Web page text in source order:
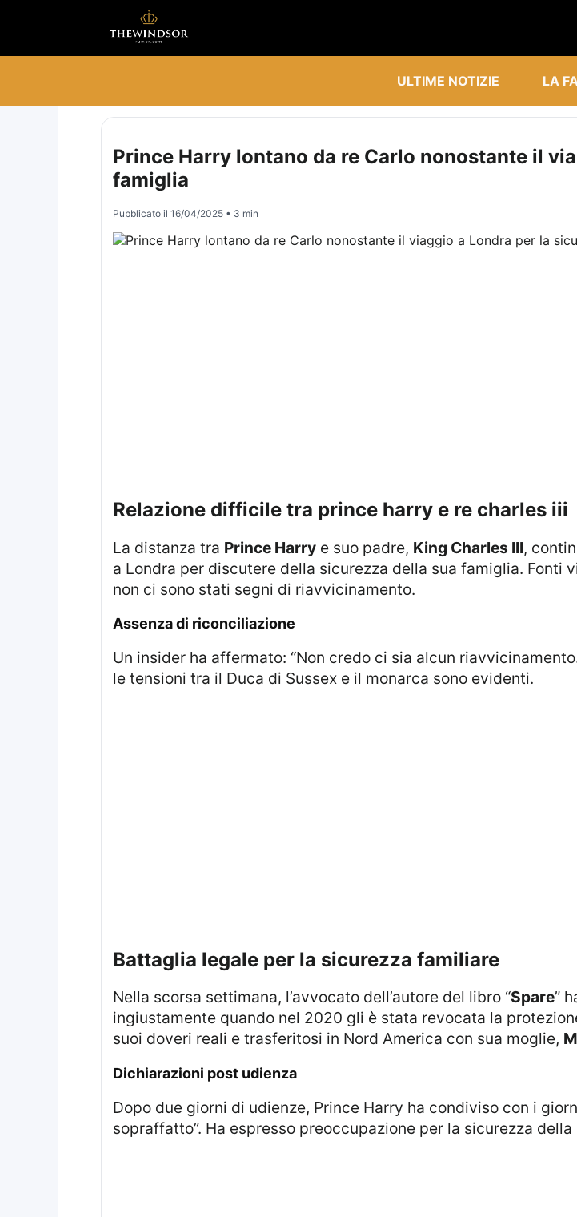
ULTIME NOTIZIE LA
Prince Harry lontano da re Carlo nonostante il
famiglia
Pubblicato il 16/04/2025• 3 min
relazione difficile tra prince harry e re charles iii
La distanza tra Prince Harrye suo padre, King Charles III,
a Londra per discutere della sicurezza della sua famiglia. Fonti
non ci sono stati segni di riavvicinamento.
assenza di riconciliazione
Un insider ha affermato: “Non credo ci sia alcun riavvicinamento. Nulla è cambiato.” La situazione rimane complessa e
le tensioni tra il Duca di Sussex e il monarca sono evidenti.
battaglia legale per la sicurezza familiare
Nella scorsa settimana, l’avvocato dell’autore del libro “Spare”
ingiustamente quando nel 2020 gli è stata revocata la
suoi doveri reali e trasferitosi in Nord America con sua moglie,
dichiarazioni post udienza
Dopo due giorni di udienze, Prince Harry ha condiviso con i giornalisti il suo stato d’animo, definendosi “esausto e
sopraffatto”. Ha espresso preoccupazione per la sicurezza